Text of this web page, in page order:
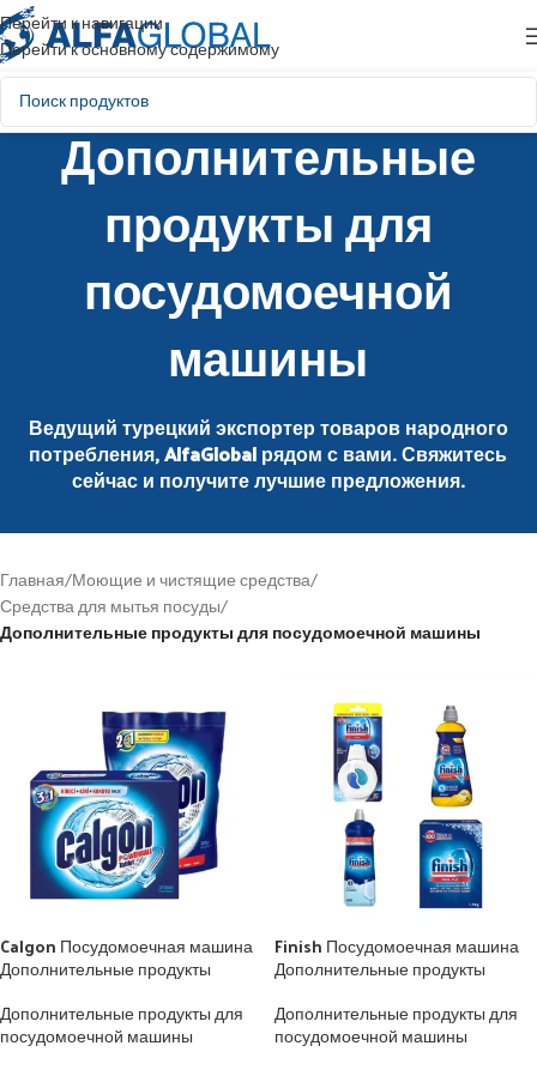
Перейти к навигации
Перейти к основному содержимому
Дополнительные
продукты для
посудомоечной
машины
Ведущий турецкий экспортер товаров народного
потребления, AlfaGlobal рядом с вами. Свяжитесь
сейчас и получите лучшие предложения.
Главная/Моющие и чистящие средства/
Средства для мытья посуды/
Дополнительные продукты для посудомоечной машины
Calgon Посудомоечная машина
Дополнительные продукты
Дополнительные продукты для
посудомоечной машины
Finish Посудомоечная машина
Дополнительные продукты
Дополнительные продукты для
посудомоечной машины